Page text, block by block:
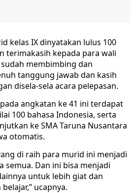
kelas IX dinyatakan lulus 100
terimakasih kepada para wali
membimbing dan
tanggung jawab dan kasih
disela-sela acara pelepasan.
angkatan ke 41 ini terdapat
100 bahasa Indonesia, serta
ke SMA Taruna Nusantara
otomatis.
di raih para murid ini menjadi
semua. Dan ini bisa menjadi
untuk lebih giat dan
ucapnya.